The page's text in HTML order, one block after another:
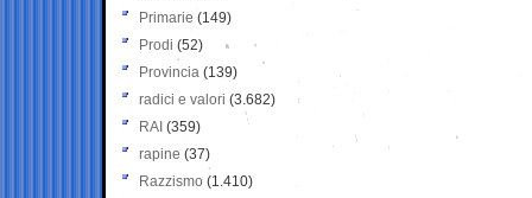
Primarie (149)
Prodi (52)
Provincia (139)
radici e valori (3.682)
RAI (359)
rapine (37)
Razzismo (1.410)